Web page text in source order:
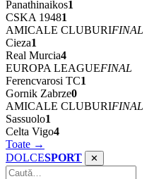
Panathinaikos1
CSKA 19481
AMICALE CLUBURIFINAL
Cieza1
Real Murcia4
EUROPA LEAGUEFINAL
Ferencvarosi TC1
Gornik Zabrze0
AMICALE CLUBURIFINAL
Sassuolo1
Celta Vigo4
Toate →
DOLCESPORT ✕